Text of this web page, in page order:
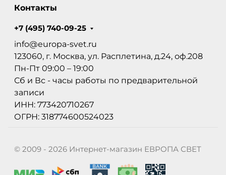
Контакты
+7 (495) 740-09-25
info@europa-svet.ru
123060, г. Москва, ул. Расплетина, д.24, оф.208
Пн-Пт 09:00 – 19:00
Сб и Вс - часы работы по предварительной
записи
ИНН: 773420710267
ОГРН: 318774600524023
© 2009 - 2026 Интернет-магазин ЕВРОПА СВЕТ